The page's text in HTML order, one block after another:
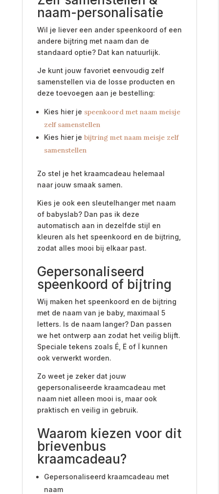
naam-personalisatie
Wil je liever een ander speenkoord of een
andere bijtring met naam dan de
standaard optie? Dat kan natuurlijk.
Je kunt jouw favoriet eenvoudig zelf
samenstellen via de losse producten en
deze toevoegen aan je bestelling:
Kies hier je speenkoord met naam meisje
zelf samenstellen
Kies hier je bijtring met naam meisje zelf
samenstellen
Zo stel je het kraamcadeau helemaal
naar jouw smaak samen.
Kies je ook een sleutelhanger met naam
of babyslab? Dan pas ik deze
automatisch aan in dezelfde stijl en
kleuren als het speenkoord en de bijtring,
zodat alles mooi bij elkaar past.
Gepersonaliseerd
speenkoord of bijtring
Wij maken het speenkoord en de bijtring
met de naam van je baby, maximaal 5
letters. Is de naam langer? Dan passen
we het ontwerp aan zodat het veilig blijft.
Speciale tekens zoals É, Ë of Ï kunnen
ook verwerkt worden.
Zo weet je zeker dat jouw
gepersonaliseerde kraamcadeau met
naam niet alleen mooi is, maar ook
praktisch en veilig in gebruik.
Waarom kiezen voor dit
brievenbus
kraamcadeau?
Gepersonaliseerd kraamcadeau met
naam